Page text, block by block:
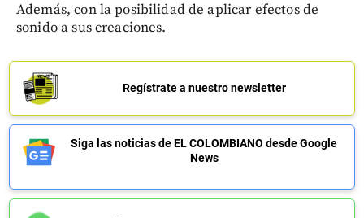
Además, con la posibilidad de aplicar efectos de
sonido a sus creaciones.
Regístrate a nuestro newsletter
Siga las noticias de EL COLOMBIANO desde Google
News